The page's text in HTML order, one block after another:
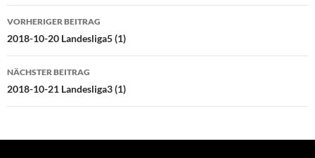
Beitragsnavigation
VORHERIGER BEITRAG
2018-10-20 Landesliga5 (1)
NÄCHSTER BEITRAG
2018-10-21 Landesliga3 (1)